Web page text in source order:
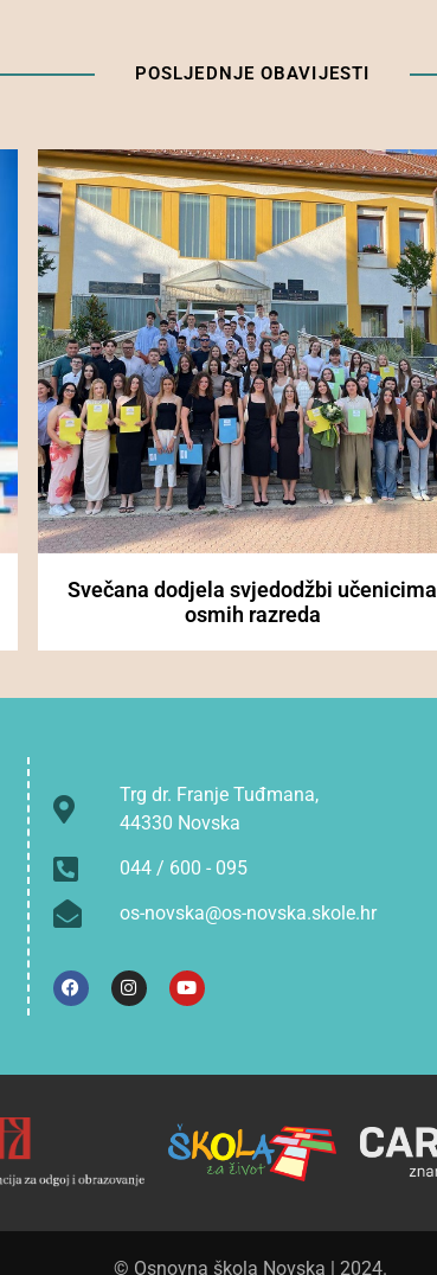
POSLJEDNJE OBAVIJESTI
Svečana dodjela svjedodžbi učenicima
osmih razreda
Trg dr. Franje Tuđmana,
44330 Novska
044 / 600 - 095
os-novska@os-novska.skole.hr
© Osnovna škola Novska | 2024.